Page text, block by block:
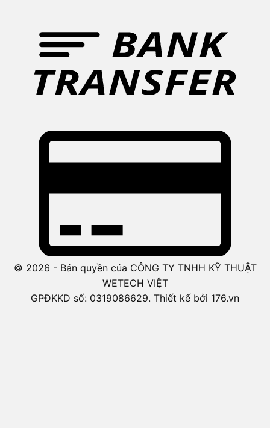
© 2026 - Bản quyền của CÔNG TY TNHH KỸ THUẬT
WETECH VIỆT
GPĐKKD số: 0319086629. Thiết kế bởi 176.vn